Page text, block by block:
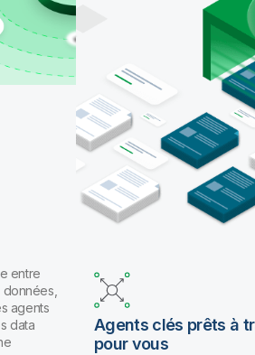
entre
agents
data
Agents clés prêts à
pour vous